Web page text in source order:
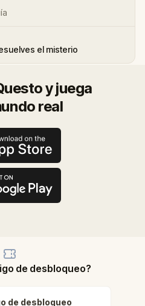
el misterio
y juega
real
de desbloqueo?
de desbloqueo